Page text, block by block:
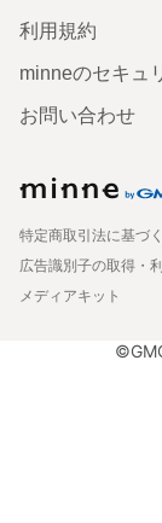
利用規約
minneのセキュ
お問い合わせ
特定商取引法に基づ
広告識別子の取得・
メディアキット